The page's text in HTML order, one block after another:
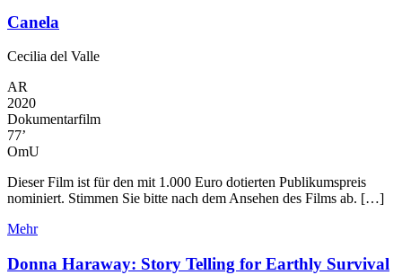
Canela
Cecilia del Valle
AR
2020
Dokumentarfilm
77’
OmU
Dieser Film ist für den mit 1.000 Euro dotierten Publikumspreis
nominiert. Stimmen Sie bitte nach dem Ansehen des Films ab. […]
Mehr
Donna Haraway: Story Telling for Earthly Survival